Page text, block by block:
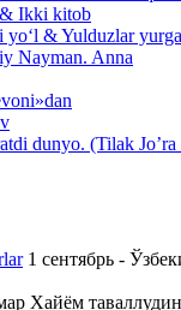
& Ikki kitob
yo‘l & Yulduzlar
Nayman. Anna
dunyo. (Tilak
1 сентябрь -
Хайём